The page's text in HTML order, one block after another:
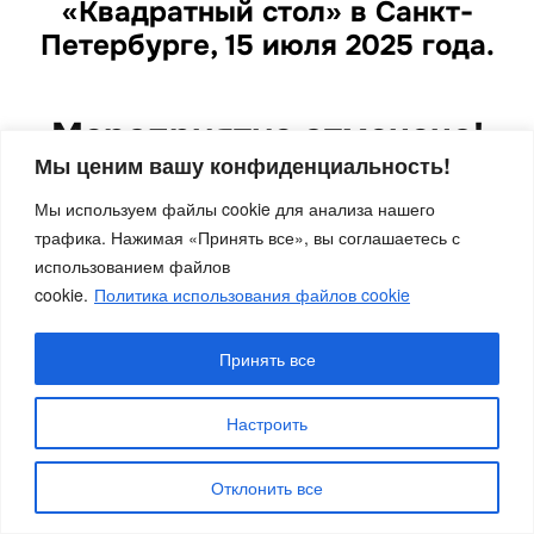
Мы ценим вашу конфиденциальность!
Мы используем файлы cookie для анализа нашего
трафика. Нажимая «Принять все», вы соглашаетесь с
использованием файлов
cookie. Политика использования файлов cookie
Настроить
Отклонить все
Принять все
«Квадратный стол» в Санкт-
Петербурге, 15 июля 2025 года.
Мероприятие отменено!
Все оплаты будут возвращены в текущем месяце
(июнь 2025).
Политика в отношении обработки персональных данных
Copyright © 2017 - 2026 - LocMe Consulting & WCDi! - we
Inspiro ThemeотWPZOOM